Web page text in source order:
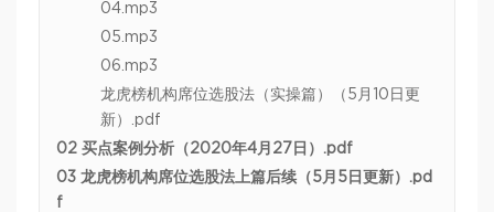
04.mp3
05.mp3
06.mp3
龙虎榜机构席位选股法（实操篇）（5月10日更
新）.pdf
02 买点案例分析（2020年4月27日）.pdf
03 龙虎榜机构席位选股法上篇后续（5月5日更新）.pd
f